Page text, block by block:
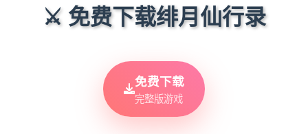
⚔️ 免费下载绯月仙行录
免费下载
完整版游戏